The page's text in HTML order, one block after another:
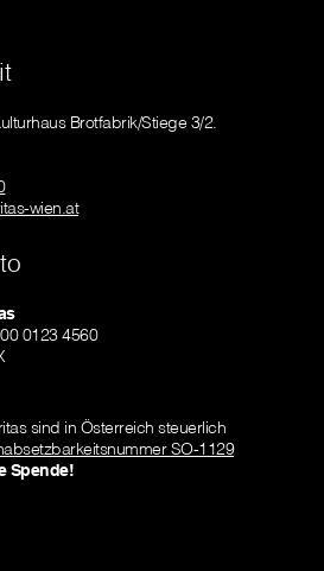
Brotfabrik/Stiege 3/2.
wien.at
0123 4560
sind in Österreich steuerlich
SO-1129
Spende!